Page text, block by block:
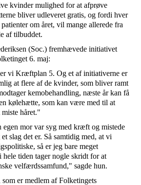
kvinder mulighed for at afprøve
bliver udleveret gratis, og fordi hver
om året, vil mange allerede fra
af tilbuddet.
(Soc.) fremhævede initiativet
6. maj:
vi Kræftplan 5. Og et af initiativerne er
at flere af de kvinder, som bliver ramt
kemobehandling, næste år kan få
kølehætte, som kan være med til at
håret."
egen mor var syg med kræft og mistede
slag det er. Så samtidig med, at vi
så er jeg bare meget
hele tiden tager nogle skridt for at
velfærdssamfund," sagde hun.
er medlem af Folketingets